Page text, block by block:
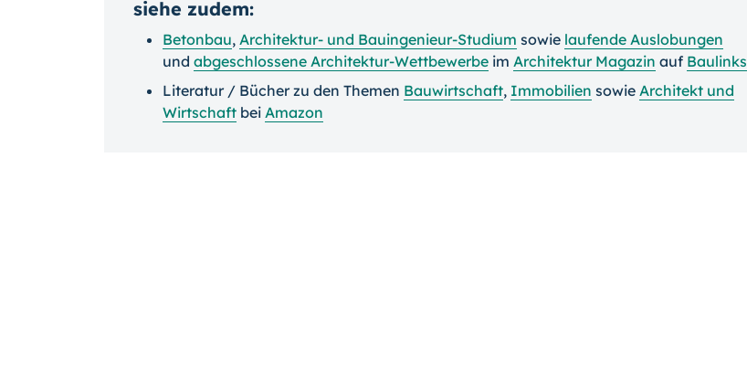
siehe zudem:
Betonbau, Architektur- und Bauingenieur-Studium sowie laufende Auslobungen
und abgeschlossene Architektur-Wettbewerbe im Architektur Magazin auf Baulinks
Literatur / Bücher zu den Themen Bauwirtschaft, Immobilien sowie Architekt und
Wirtschaft bei Amazon